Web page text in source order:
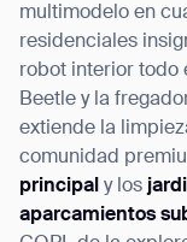
multimodelo en
residenciales
robot interior todo
Beetle y la
extiende la
comunidad
principal y los
aparcamientos
can unsubscribe